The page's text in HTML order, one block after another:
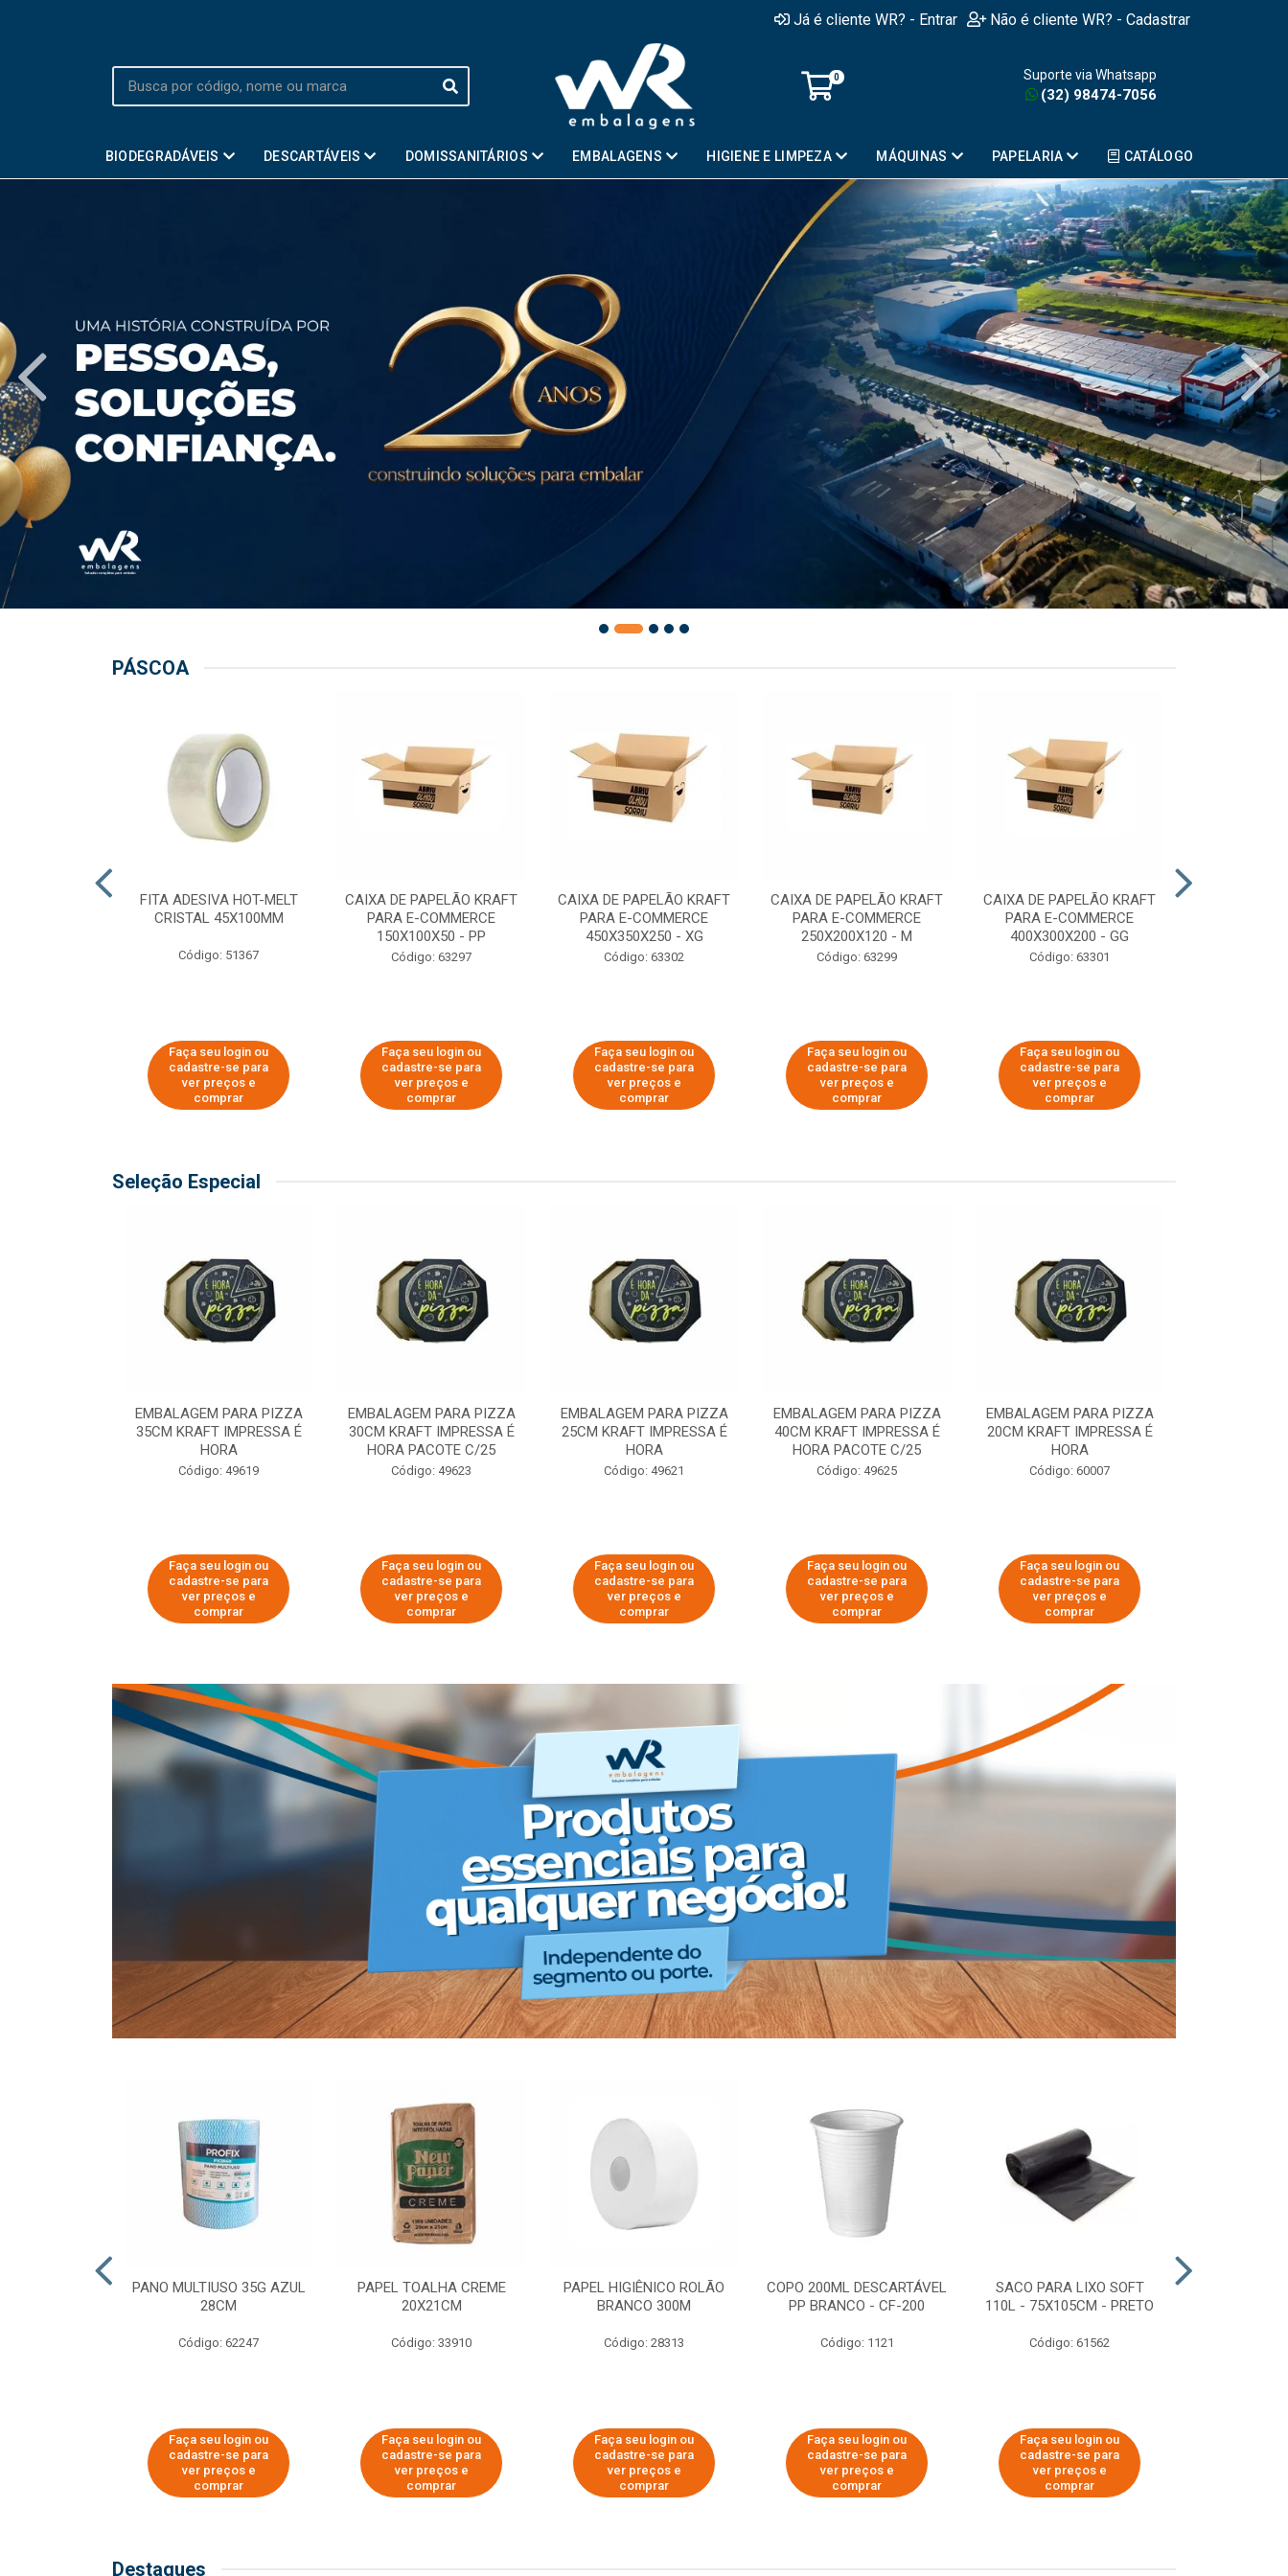
Já é cliente WR? - Entrar Não é cliente WR? - Cadastrar
0 Suporte via Whatsapp
(32) 98474-7056
BIODEGRADÁVEIS DESCARTÁVEIS DOMISSANITÁRIOS EMBALAGENS HIGIENE E LIMPEZA MÁQUINAS PAPELARIA CATÁLOGO
PÁSCOA
FITA ADESIVA HOT-MELT
CRISTAL 45X100MM
Código: 51367
Faça seu login ou
cadastre-se para
ver preços e
comprar
CAIXA DE PAPELÃO KRAFT
PARA E-COMMERCE
150X100X50 - PP
Código: 63297
Faça seu login ou
cadastre-se para
ver preços e
comprar
CAIXA DE PAPELÃO KRAFT
PARA E-COMMERCE
450X350X250 - XG
Código: 63302
Faça seu login ou
cadastre-se para
ver preços e
comprar
CAIXA DE PAPELÃO KRAFT
PARA E-COMMERCE
250X200X120 - M
Código: 63299
Faça seu login ou
cadastre-se para
ver preços e
comprar
CAIXA DE PAPELÃO KRAFT
PARA E-COMMERCE
400X300X200 - GG
Código: 63301
Faça seu login ou
cadastre-se para
ver preços e
comprar
Seleção Especial
EMBALAGEM PARA PIZZA
35CM KRAFT IMPRESSA É
HORA
Código: 49619
Faça seu login ou
cadastre-se para
ver preços e
comprar
EMBALAGEM PARA PIZZA
30CM KRAFT IMPRESSA É
HORA PACOTE C/25
Código: 49623
Faça seu login ou
cadastre-se para
ver preços e
comprar
EMBALAGEM PARA PIZZA
25CM KRAFT IMPRESSA É
HORA
Código: 49621
Faça seu login ou
cadastre-se para
ver preços e
comprar
EMBALAGEM PARA PIZZA
40CM KRAFT IMPRESSA É
HORA PACOTE C/25
Código: 49625
Faça seu login ou
cadastre-se para
ver preços e
comprar
EMBALAGEM PARA PIZZA
20CM KRAFT IMPRESSA É
HORA
Código: 60007
Faça seu login ou
cadastre-se para
ver preços e
comprar
PANO MULTIUSO 35G AZUL
28CM
Código: 62247
Faça seu login ou
cadastre-se para
ver preços e
comprar
PAPEL TOALHA CREME
20X21CM
Código: 33910
Faça seu login ou
cadastre-se para
ver preços e
comprar
PAPEL HIGIÊNICO ROLÃO
BRANCO 300M
Código: 28313
Faça seu login ou
cadastre-se para
ver preços e
comprar
COPO 200ML DESCARTÁVEL
PP BRANCO - CF-200
Código: 1121
Faça seu login ou
cadastre-se para
ver preços e
comprar
SACO PARA LIXO SOFT
110L - 75X105CM - PRETO
Código: 61562
Faça seu login ou
cadastre-se para
ver preços e
comprar
Destaques